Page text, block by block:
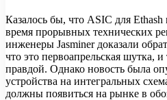
Казалось бы, что ASIC для
время прорывных технических
инженеры Jasminer доказали
что это первоапрельская шутка,
правдой. Однако новость была
устройства на интегральных
должны появиться на рынке в